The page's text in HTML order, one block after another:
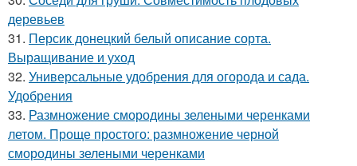
деревьев
31. Персик донецкий белый описание сорта.
Выращивание и уход
32. Универсальные удобрения для огорода и сада.
Удобрения
33. Размножение смородины зелеными черенками
летом. Проще простого: размножение черной
смородины зелеными черенками